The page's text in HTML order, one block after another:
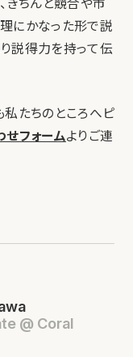
きちんと競合や市
にかなった形で説
説得力を持って伝
私たちのところへピ
せフォームよりご連
@ Coral